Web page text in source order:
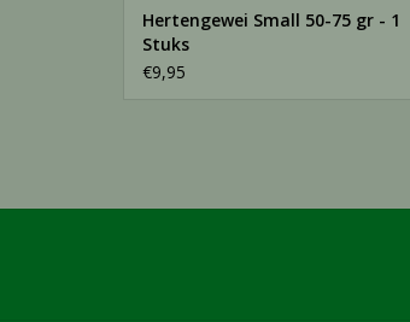
Hertengewei Small 50-75 gr - 1
Stuks
€9,95